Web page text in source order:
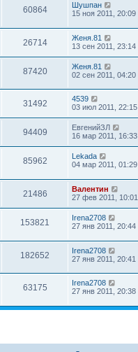
60864
Шушпан
15 ноя 2011, 20:09
26714
Женя.81
13 сен 2011, 23:14
87420
Женя.81
02 сен 2011, 04:20
31492
4539
03 июл 2011, 22:15
94409
ЕвгенийЗЛ
16 мар 2011, 16:33
85962
Lekada
04 мар 2011, 01:29
21486
Валентин
27 фев 2011, 10:01
153821
Irena2708
27 янв 2011, 20:44
182652
Irena2708
27 янв 2011, 20:41
63175
Irena2708
27 янв 2011, 20:38